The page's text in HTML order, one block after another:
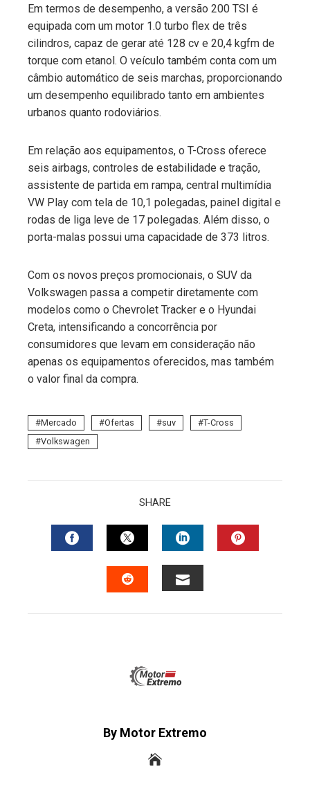
Em termos de desempenho, a versão 200 TSI é
equipada com um motor 1.0 turbo flex de três
cilindros, capaz de gerar até 128 cv e 20,4 kgfm de
torque com etanol. O veículo também conta com um
câmbio automático de seis marchas, proporcionando
um desempenho equilibrado tanto em ambientes
urbanos quanto rodoviários.
Em relação aos equipamentos, o T-Cross oferece
seis airbags, controles de estabilidade e tração,
assistente de partida em rampa, central multimídia
VW Play com tela de 10,1 polegadas, painel digital e
rodas de liga leve de 17 polegadas. Além disso, o
porta-malas possui uma capacidade de 373 litros.
Com os novos preços promocionais, o SUV da
Volkswagen passa a competir diretamente com
modelos como o Chevrolet Tracker e o Hyundai
Creta, intensificando a concorrência por
consumidores que levam em consideração não
apenas os equipamentos oferecidos, mas também
o valor final da compra.
Mercado Ofertas suv
T-Cross
Volkswagen
SHARE
FACEBOOKTWITTERLINKEDIN
By Motor Extremo